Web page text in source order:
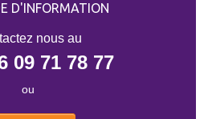
D'INFORMATION
nous au
09 71 78 77
ou